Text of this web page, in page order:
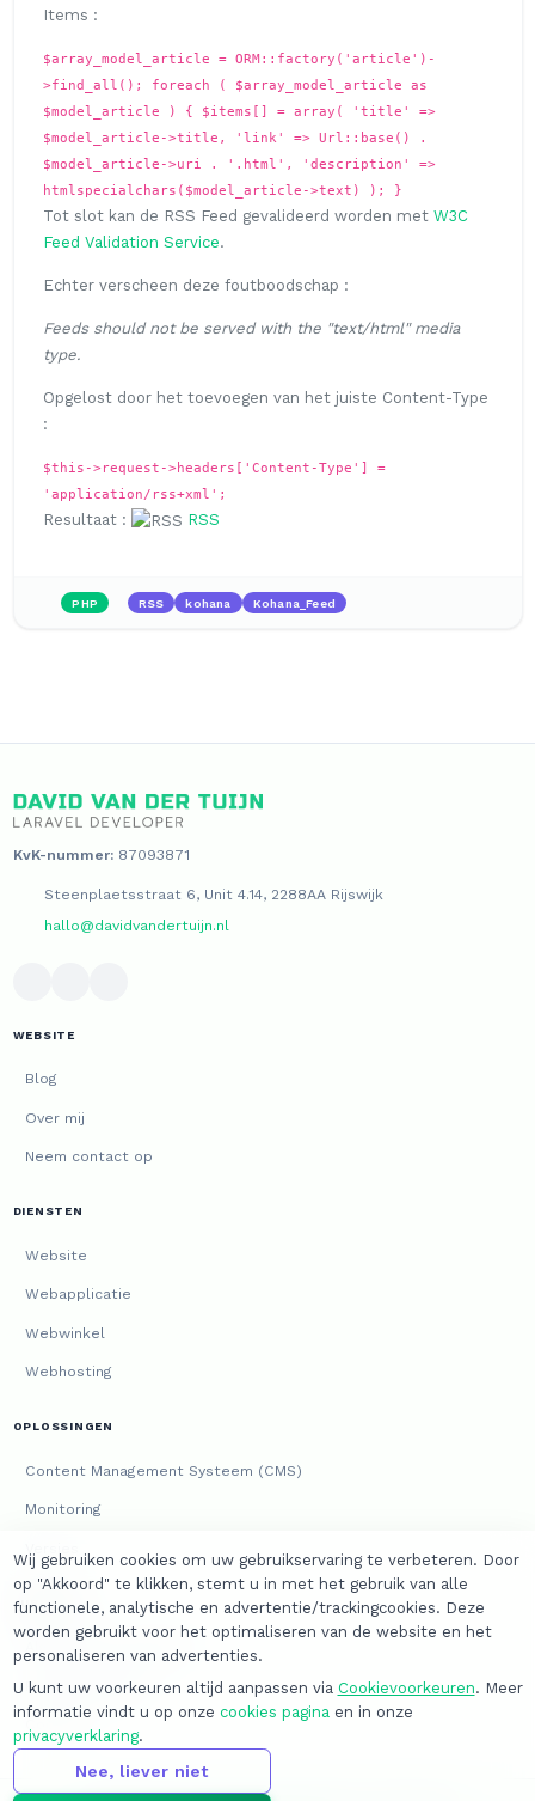
Items :
$array_model_article = ORM::factory('article')-
>find_all(); foreach ( $array_model_article as
$model_article ) { $items[] = array( 'title' =>
$model_article->title, 'link' => Url::base() .
$model_article->uri . '.html', 'description' =>
htmlspecialchars($model_article->text) ); }
Tot slot kan de RSS Feed gevalideerd worden met W3C
Feed Validation Service.
Echter verscheen deze foutboodschap :
Feeds should not be served with the "text/html" media
type.
Opgelost door het toevoegen van het juiste Content-Type
:
$this->request->headers['Content-Type'] =
'application/rss+xml';
Resultaat : RSS
PHP RSS kohana Kohana_Feed
KvK-nummer:87093871
Steenplaetsstraat 6, Unit 4.14, 2288AA Rijswijk
hallo@davidvandertuijn.nl
WEBSITE
Blog
Over mij
Neem contact op
DIENSTEN
Website
Webapplicatie
Webwinkel
Webhosting
OPLOSSINGEN
Content Management Systeem (CMS)
Monitoring
JURIDISCH
Algemene voorwaarden
Privacyverklaring
Wij gebruiken cookies om uw gebruikservaring te verbeteren. Door
op "Akkoord" te klikken, stemt u in met het gebruik van alle
functionele, analytische en advertentie/trackingcookies. Deze
worden gebruikt voor het optimaliseren van de website en het
personaliseren van advertenties.
U kunt uw voorkeuren altijd aanpassen via Cookievoorkeuren. Meer
informatie vindt u op onze cookies paginaen in onze
privacyverklaring.
Nee, liever niet